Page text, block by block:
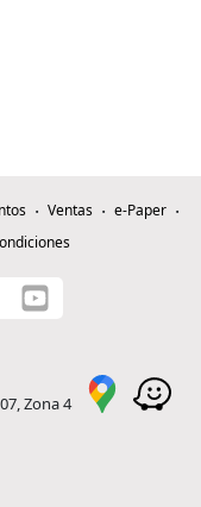
Ventas
e-Paper
Zona 4